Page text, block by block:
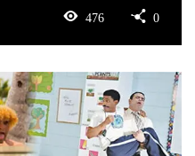
476 0